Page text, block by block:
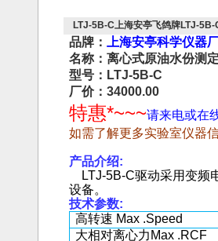
LTJ-5B-C上海安亭飞鸽牌LTJ-
品牌：
上海安亭科学仪器
名称：离心式原油水份测
型号：LTJ-5B-C
厂价：34000.00
特惠*~~~请来电或在
如需了解更多实验室仪器
产品介绍:
LTJ-5B-C驱动采用变频
设备。
技术参数:
高转速 Max .Speed
大相对离心力Max .RCF